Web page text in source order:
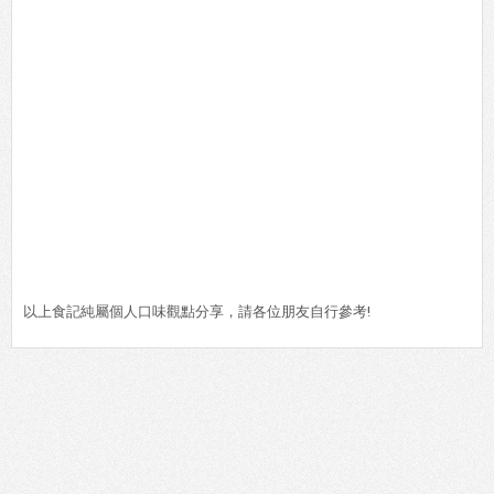
以上食記純屬個人口味觀點分享，請各位朋友自行參考!